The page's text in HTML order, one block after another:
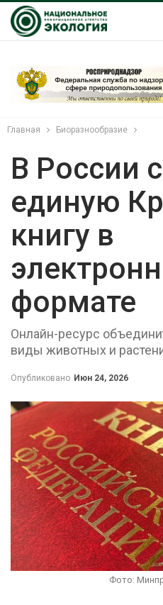
Главная Биоразнообразие
В России
единую
книгу в
формате
Онлайн-ресурс
виды животных и
Опубликовано Июн 24, 2026
Фото: